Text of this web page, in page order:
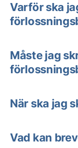
Varför ska
Måste jag
När ska jag
Vad kan